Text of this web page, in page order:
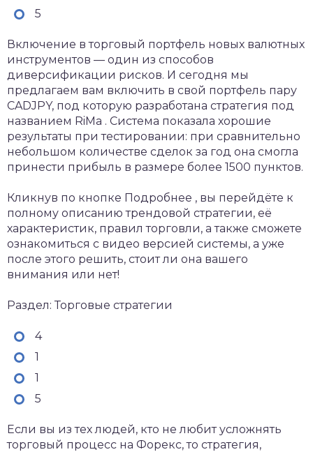
5
Включение в торговый портфель новых валютных
инструментов — один из способов
диверсификации рисков. И сегодня мы
предлагаем вам включить в свой портфель пару
CADJPY, под которую разработана стратегия под
названием RiMa . Система показала хорошие
результаты при тестировании: при сравнительно
небольшом количестве сделок за год она смогла
принести прибыль в размере более 1500 пунктов.
Кликнув по кнопке Подробнее , вы перейдёте к
полному описанию трендовой стратегии, её
характеристик, правил торговли, а также сможете
ознакомиться с видео версией системы, а уже
после этого решить, стоит ли она вашего
внимания или нет!
Раздел: Торговые стратегии
4
1
1
5
Если вы из тех людей, кто не любит усложнять
торговый процесс на Форекс, то стратегия,